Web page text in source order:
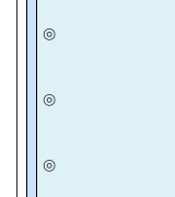
◎
◎
◎